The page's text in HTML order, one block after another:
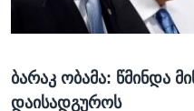
ᲡᲢᲣᲓᲘᲐ ᲕᲐᲨᲘᲜᲒᲢᲝᲜᲘ
ᲔᲙᲝᲜᲝᲛᲘᲙᲐ
ᲛᲔᲪᲜᲘᲔᲠᲔᲑᲐ
Learning English
ᲗᲕᲐᲚᲘ ᲒᲕᲐᲓᲔᲕᲜᲔᲗ
ბარაკ ობამა: წმინდა
დაისადგუროს